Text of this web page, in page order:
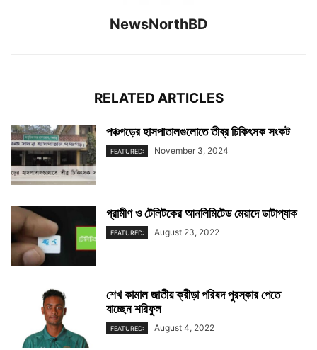
NewsNorthBD
RELATED ARTICLES
পঞ্চগড়ের হাসপাতালগুলোতে তীব্র চিকিৎসক সংকট
FEATURED: November 3, 2024
গ্রামীণ ও টেলিটকের আনলিমিটেড মেয়াদে ডাটাপ্যাক
FEATURED: August 23, 2022
শেখ কামাল জাতীয় ক্রীড়া পরিষদ পুরস্কার পেতে
যাচ্ছেন শরিফুল
FEATURED: August 4, 2022